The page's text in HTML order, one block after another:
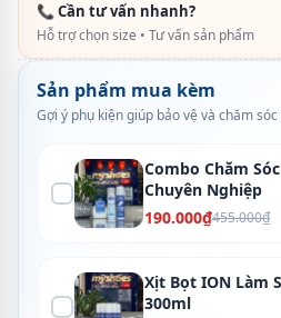
📞 Cần tư vấn nhanh?
Hỗ trợ chọn size • Tư vấn sản phẩm
Sản phẩm mua kèm
Gợi ý phụ kiện giúp bảo vệ và chăm
Combo Chăm
Chuyên Nghiệp
190.000₫455.000₫
Xịt Bọt ION Làm
300ml